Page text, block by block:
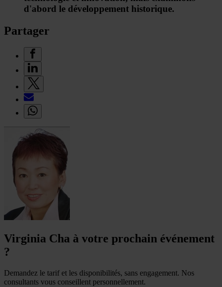
d'abord le développement historique.
Partager
Virginia Cha à votre prochain événement
?
Demandez le tarif et les disponibilités, sans engagement. Nos
consultants vous conseillent personnellement.